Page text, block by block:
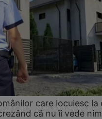
care locuiesc la
că nu îi vede